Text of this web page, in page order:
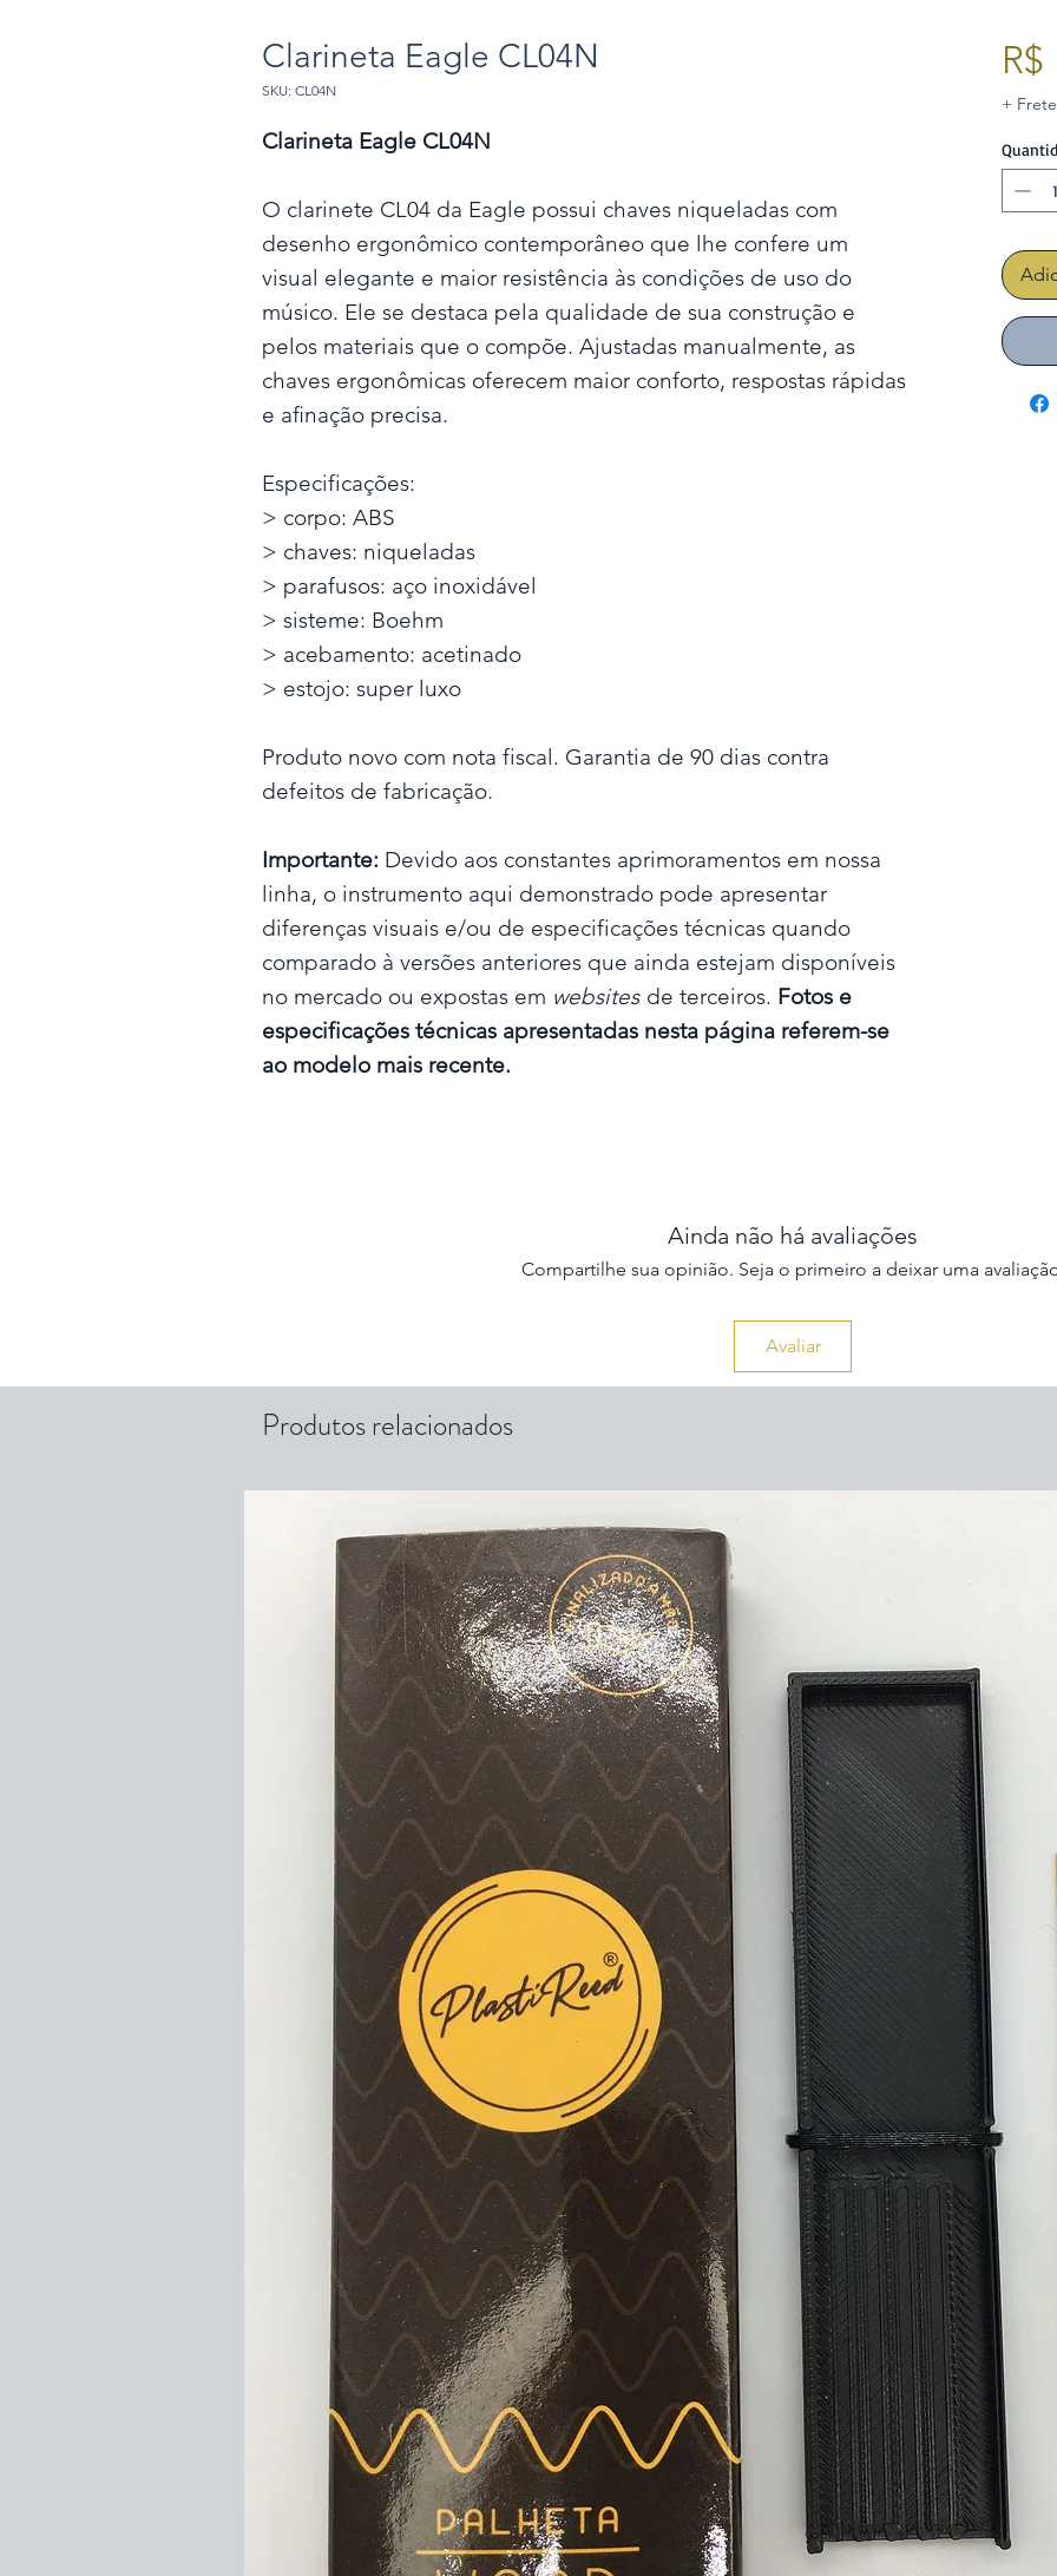
Clarineta Eagle CL04N
SKU: CL04N
Clarineta Eagle CL04N
O clarinete CL04 da Eagle possui chaves niqueladas com
desenho ergonômico contemporâneo que lhe confere um
visual elegante e maior resistência às condições de uso do
músico. Ele se destaca pela qualidade de sua construção e
pelos materiais que o compõe. Ajustadas manualmente, as
chaves ergonômicas oferecem maior conforto, respostas rápidas
e aﬁnação precisa.
Especificações:
> corpo: ABS
> chaves: niqueladas
> parafusos: aço inoxidável
> sisteme: Boehm
> acebamento: acetinado
> estojo: super luxo
Produto novo com nota fiscal. Garantia de 90 dias contra
defeitos de fabricação.
Importante: Devido aos constantes aprimoramentos em nossa
linha, o instrumento aqui demonstrado pode apresentar
diferenças visuais e/ou de especificações técnicas quando
comparado à versões anteriores que ainda estejam disponíveis
no mercado ou expostas em websites de terceiros. Fotos e
especificações técnicas apresentadas nesta página referem-se
ao modelo mais recente.
+ Frete
Ainda não há avaliações
Compartilhe sua opinião. Seja o primeiro a deixar uma
Avaliar
Produtos relacionados